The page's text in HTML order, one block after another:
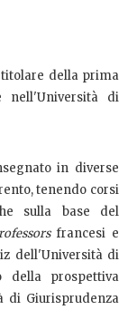
della prima
nell'Università di
in diverse
tenendo corsi
sulla base del
francesi e
dell'Università di
della prospettiva
di Giurisprudenza